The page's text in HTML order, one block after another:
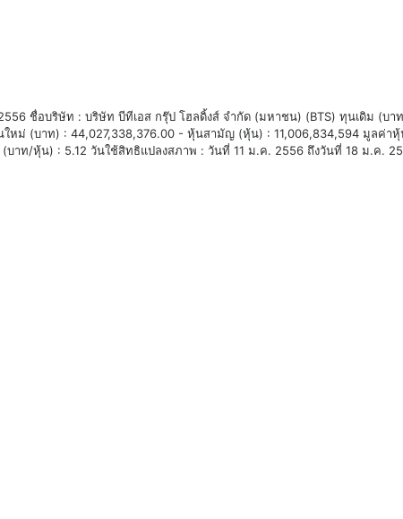
ชื่อบริษัท : บริษัท บีทีเอส กรุ๊ป โฮลดิ้งส์ จำกัด (มหาชน) (BTS) ทุนเดิม (บ
ม่ (บาท) : 44,027,338,376.00 - หุ้นสามัญ (หุ้น) : 11,006,834,594 มูลค่า
าท/หุ้น) : 5.12 วันใช้สิทธิแปลงสภาพ : วันที่ 11 ม.ค. 2556 ถึงวันที่ 18 ม.ค.